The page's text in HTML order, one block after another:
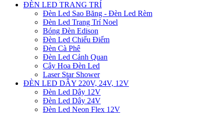
ĐÈN LED TRANG TRÍ
Đèn Led Sao Băng - Đèn Led Rèm
Đèn Led Trang Trí Noel
Bóng Đèn Edison
Đèn Led Chiếu Điểm
Đèn Cà Phê
Đèn Led Cảnh Quan
Cây Hoa Đèn Led
Laser Star Shower
ĐÈN LED DÂY 220V, 24V, 12V
Đèn Led Dây 12V
Đèn Led Dây 24V
Đèn Led Neon Flex 12V